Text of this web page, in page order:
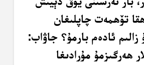
تۆھمەت چاپلىغان
زالىم ئادەم بارمۇ؟ جاۋاب:
ھەرگىزمۇ مۇرادىغا